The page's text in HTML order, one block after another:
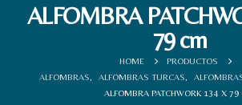
ALFOMBRA
79 cm
HOME
PRODUCTOS
ALFOMBRAS
ALFOMBRAS TURCAS
ALFOMBRA PATCHWORK 134 X 79